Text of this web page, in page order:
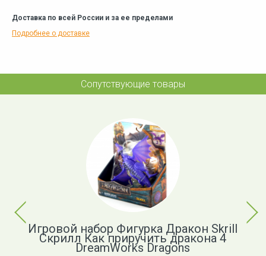
Доставка по всей России и за ее пределами
Подробнее о доставке
Сопутствующие товары
Previous
Игровой набор Фигурка Дракон Skrill
Скрилл Как приручить дракона 4
DreamWorks Dragons
Next